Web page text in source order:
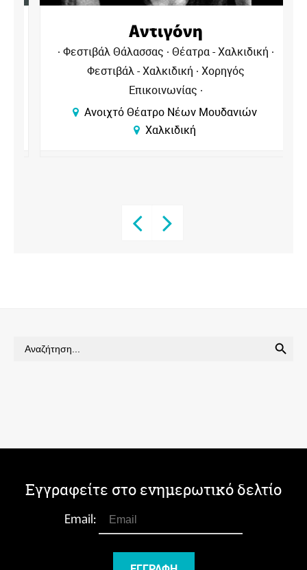
Αντιγόνη
Φεστιβάλ Θάλασσας Θέατρα - Χαλκιδική
Φεστιβάλ - Χαλκιδική Χορηγός
Επικοινωνίας
Ανοιχτό Θέατρο Νέων Μουδανιών
Χαλκιδική
Search
for:
Εγγραφείτε στο ενημερωτικό δελτίο
Email: